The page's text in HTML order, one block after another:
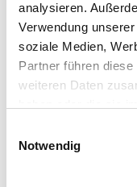
analysieren.
Verwendung
soziale Medien,
Partner führen
weiteren Daten
Impressum
Notwendig